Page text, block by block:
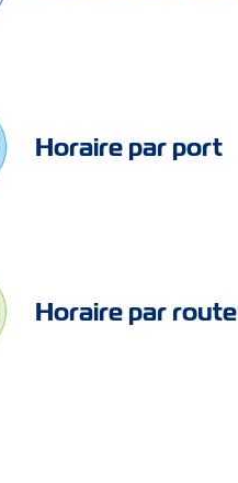
Horaire par port
Horaire par route